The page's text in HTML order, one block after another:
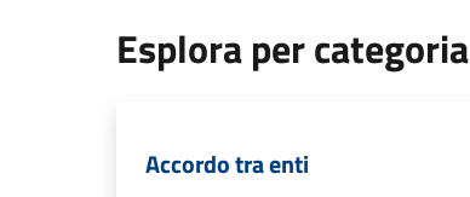
Esplora per categoria
Accordo tra enti